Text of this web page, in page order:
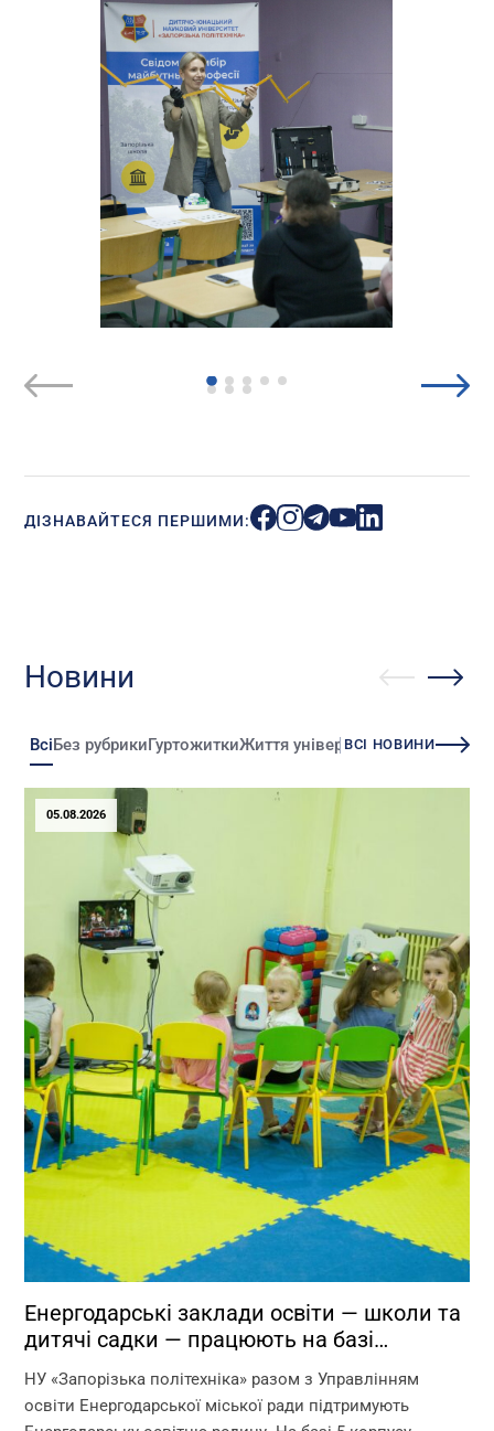
ДІЗНАВАЙТЕСЯ ПЕРШИМИ:
Новини
Всі Без рубрики ГуртожиткиЖиття університетуЗміни
ВСІ НОВИНИ
05.08.2026
Енергодарські заклади освіти — школи та
дитячі садки — працюють на базі
Запорізької політехніки!
НУ «Запорізька політехніка» разом з Управлінням
освіти Енергодарської міської ради підтримують